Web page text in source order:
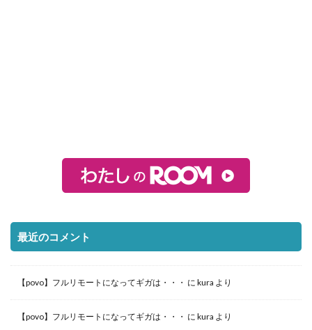
最近のコメント
【povo】フルリモートになってギガは・・・ に kura より
【povo】フルリモートになってギガは・・・ に kura より